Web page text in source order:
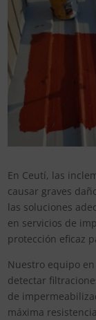
En Ceutí, las
causar graves
las soluciones
en servicios de
protección eficaz
Nuestro equipo
detectar
de
máxima